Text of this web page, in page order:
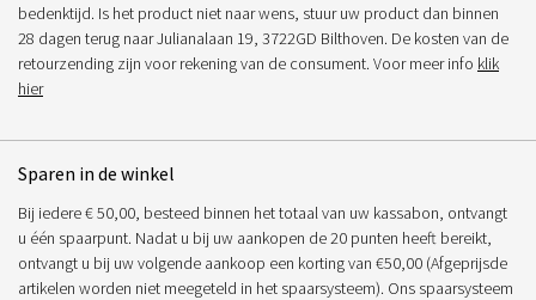
bedenktijd. Is het product niet naar wens, stuur uw product dan binnen
28 dagen terug naar Julianalaan 19, 3722GD Bilthoven. De kosten van de
retourzending zijn voor rekening van de consument. Voor meer info klik
hier
Sparen in de winkel
Bij iedere € 50,00, besteed binnen het totaal van uw kassabon, ontvangt
u één spaarpunt. Nadat u bij uw aankopen de 20 punten heeft bereikt,
ontvangt u bij uw volgende aankoop een korting van €50,00 (Afgeprijsde
artikelen worden niet meegeteld in het spaarsysteem). Ons spaarsysteem